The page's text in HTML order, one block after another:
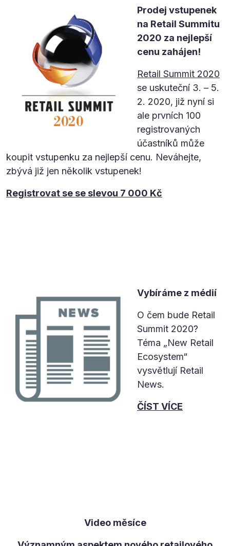
Prodej vstupenek
na Retail Summitu
2020 za nejlepší
cenu zahájen!
Retail Summit 2020
se uskuteční 3. – 5.
2. 2020, již nyní si
ale prvních 100
registrovaných
účastníků může
koupit vstupenku za nejlepší cenu. Neváhejte,
zbývá již jen několik vstupenek!
Registrovat se se slevou 7 000 Kč
Vybíráme z médií
O čem bude Retail
Summit 2020?
Téma „New Retail
Ecosystem“
vysvětlují Retail
News.
ČÍST VÍCE
Video měsíce